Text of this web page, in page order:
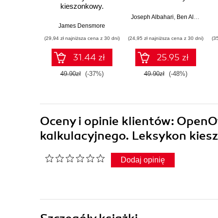
kieszonkowy.
przetwarzanie
ich analizy
James Densmore
(29,94 zł najniższa cena z 30 dni)
31.44 zł
49.90zł (-37%)
Joseph Albahari Ben Albahari
(24,95 zł najniższa cena z 30 dni)
25.95 zł
49.90zł (-48%)
Oceny i opinie klientów:
kalkulacyjnego. Leksykon
Dodaj opinię